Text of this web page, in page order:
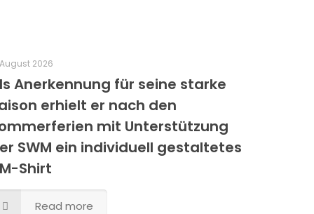
2026
Anerkennung für seine starke
erhielt er nach den
mit Unterstützung
SWM ein individuell gestaltetes
Shirt
Read more